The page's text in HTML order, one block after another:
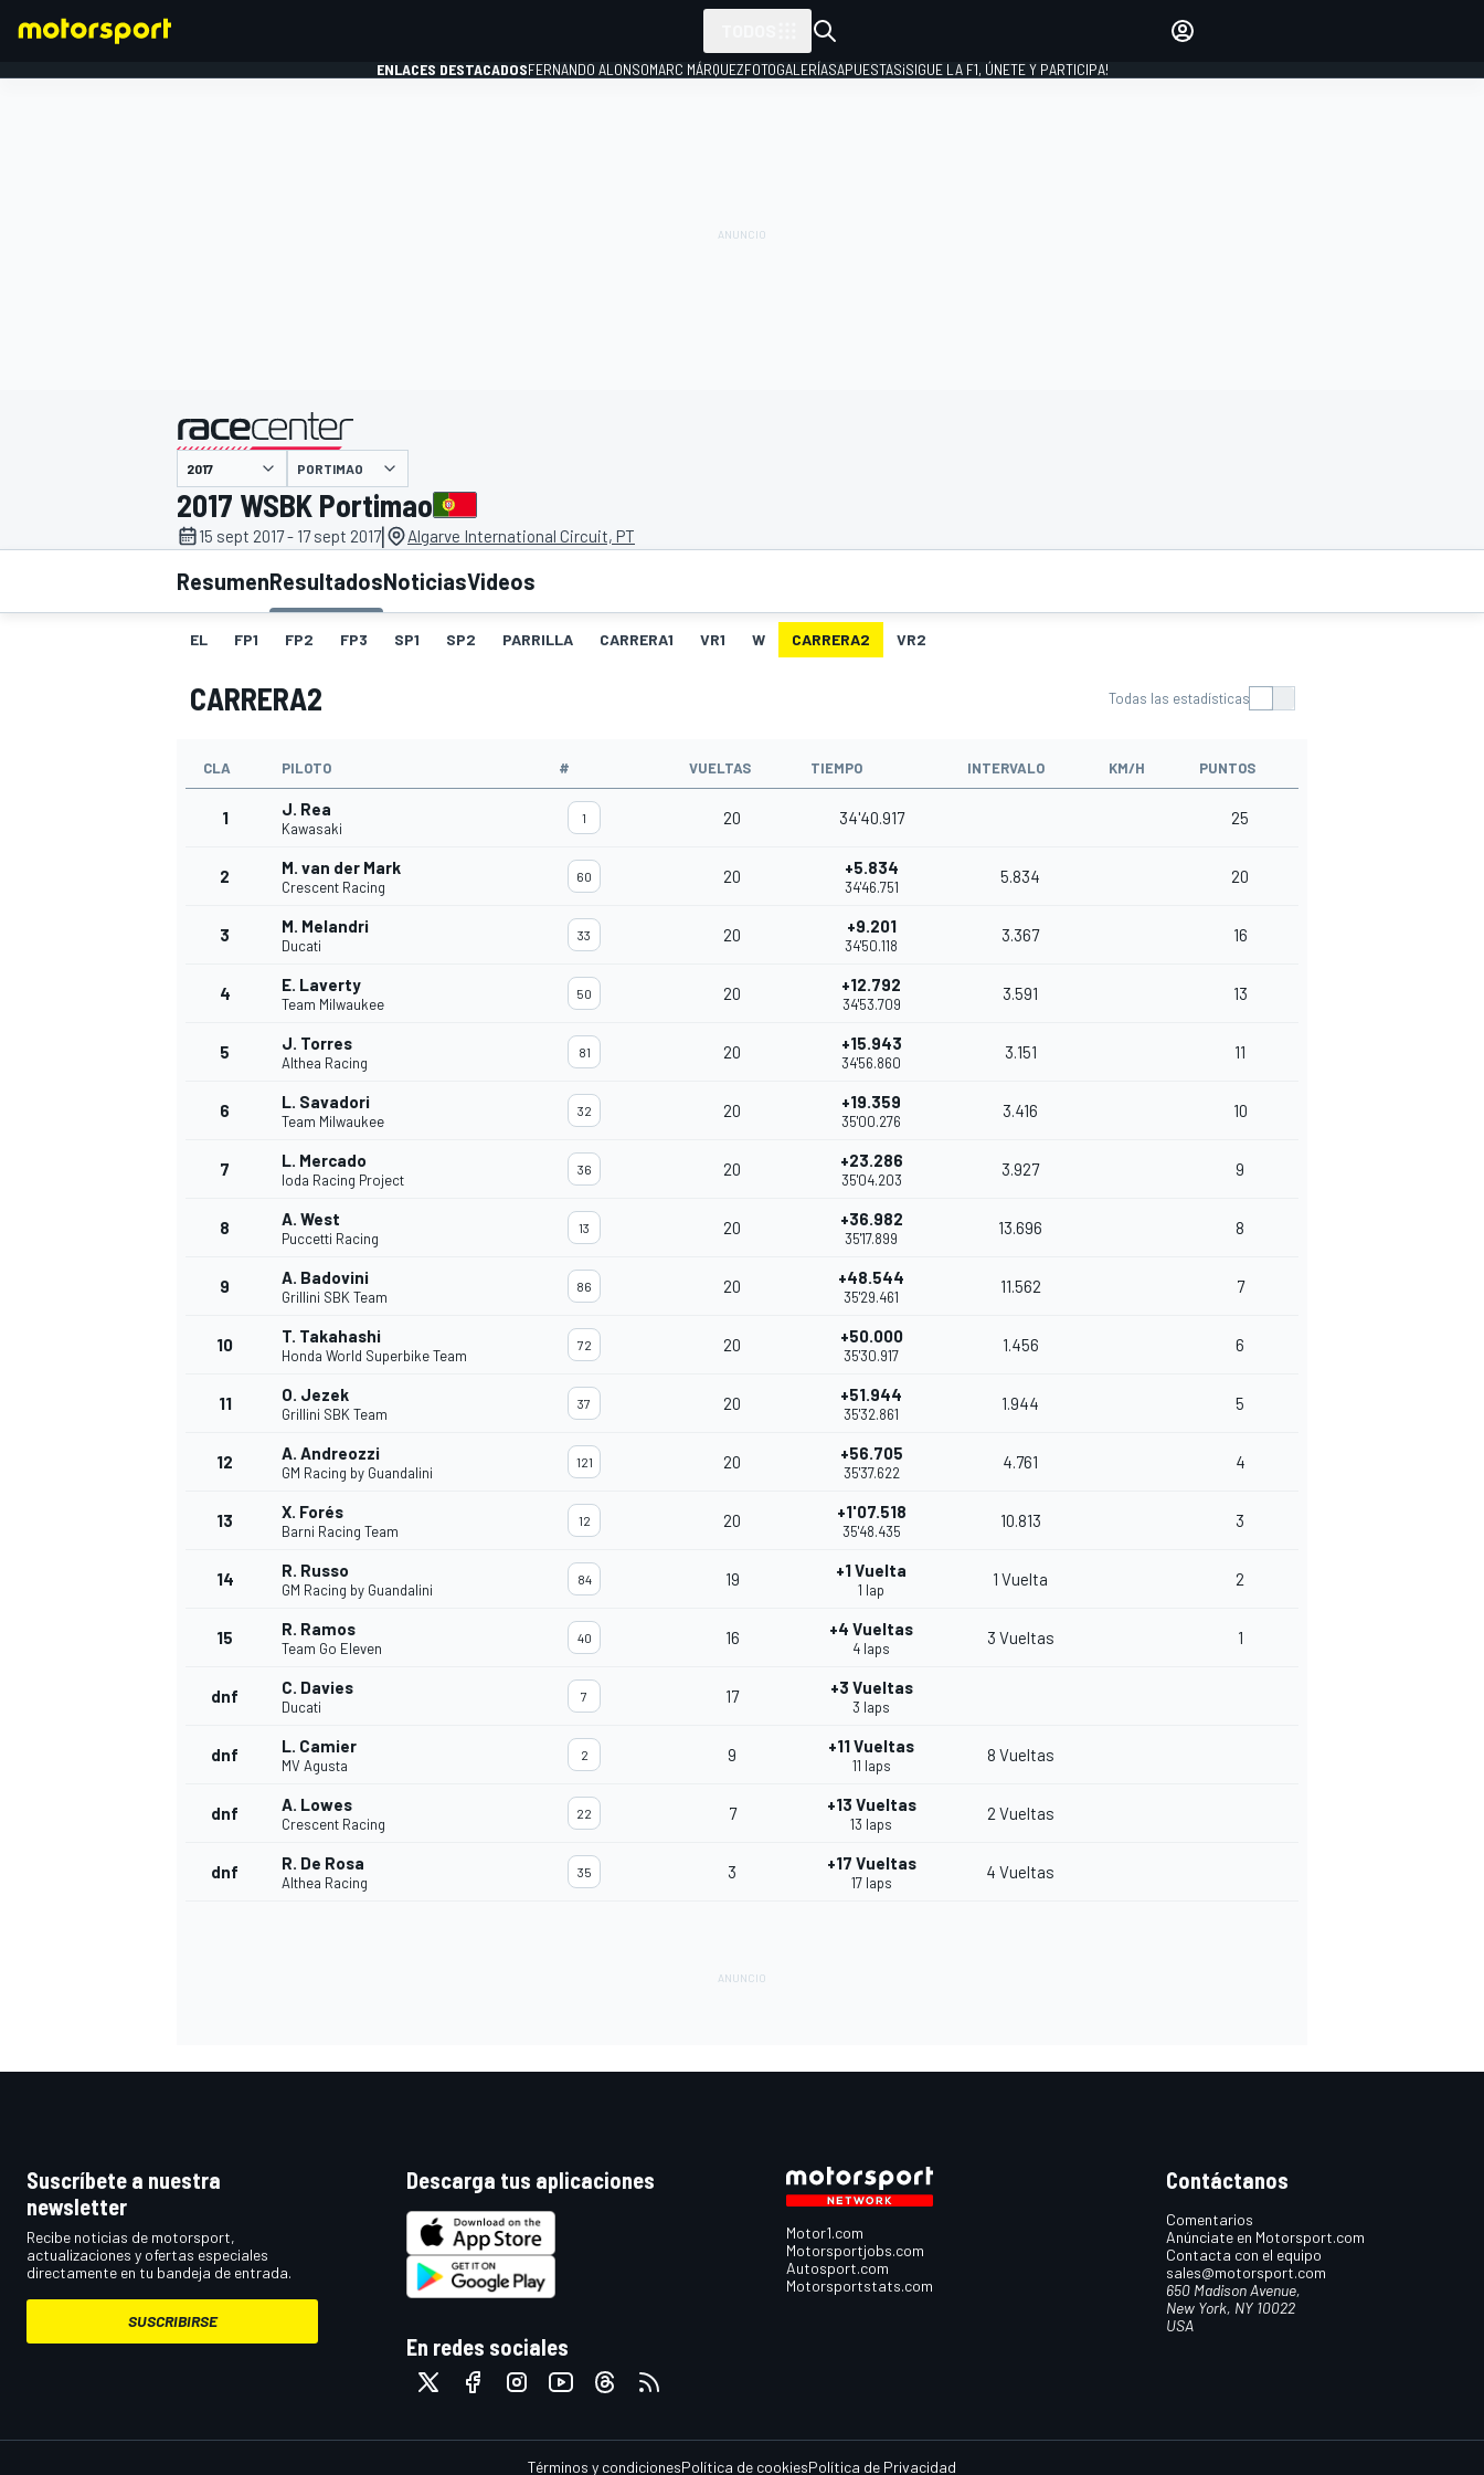
INDYCAR WRC
MÁS CATEGORÍAS
ENLACES DESTACADOSFERNANDO ALONSOMARC MÁRQUEZFOTOGALERÍASAPUESTAS¡SIGUE LA F1, ÚNETE Y PARTICIPA!
presentado por
PORTIMAO
2017 WSBK Portimao
15 sept 2017 - 17 sept 2017| Algarve International Circuit, PT
ResumenResultadosNoticiasVideos
EL FP1 FP2 FP3 SP1 SP2 PARRILLA CARRERA1 VR1 W CARRERA2 VR2
CARRERA2 Todas las estadísticas
CLA PILOTO # VUELTAS TIEMPO INTERVALO KM/H PUNTOS
1 J. Rea
Kawasaki
1 20 34'40.917 25
2 M. van der Mark
Crescent Racing
60 20 +5.834
34'46.751
5.834 20
3 M. Melandri
Ducati
33 20 +9.201
34'50.118
3.367 16
4 E. Laverty
Team Milwaukee
50 20 +12.792
34'53.709
3.591 13
5 J. Torres
Althea Racing
81 20 +15.943
34'56.860
3.151 11
6 L. Savadori
Team Milwaukee
32 20 +19.359
35'00.276
3.416 10
7 L. Mercado
Ioda Racing Project
36 20 +23.286
35'04.203
3.927 9
8 A. West
Puccetti Racing
13 20 +36.982
35'17.899
13.696 8
9 A. Badovini
Grillini SBK Team
86 20 +48.544
35'29.461
11.562 7
10 T. Takahashi
Honda World Superbike Team
72 20 +50.000
35'30.917
1.456 6
11 O. Jezek
Grillini SBK Team
37 20 +51.944
35'32.861
1.944 5
12 A. Andreozzi
GM Racing by Guandalini
121 20 +56.705
35'37.622
4.761 4
13 X. Forés
Barni Racing Team
12 20 +1'07.518
35'48.435
10.813 3
14 R. Russo
GM Racing by Guandalini
84 19 +1 Vuelta
1 lap
1 Vuelta 2
15 R. Ramos
Team Go Eleven
40 16 +4 Vueltas
4 laps
3 Vueltas 1
dnf C. Davies
Ducati
7 17 +3 Vueltas
3 laps
dnf L. Camier
MV Agusta
2 9 +11 Vueltas
11 laps
8 Vueltas
dnf A. Lowes
Crescent Racing
22 7 +13 Vueltas
13 laps
2 Vueltas
dnf R. De Rosa
Althea Racing
35 3 +17 Vueltas
17 laps
4 Vueltas
Suscríbete a nuestra
newsletter
Recibe noticias de motorsport,
actualizaciones y ofertas especiales
directamente en tu bandeja de entrada.
SUSCRIBIRSE
Descarga tus aplicaciones
En redes sociales
Motor1.com
Motorsportjobs.com
Autosport.com
Motorsportstats.com
Contáctanos
Comentarios
Anúnciate en Motorsport.com
Contacta con el equipo
sales@motorsport.com
650 Madison Avenue,
New York, NY 10022
USA
Términos y condicionesPolítica de cookiesPolítica de Privacidad